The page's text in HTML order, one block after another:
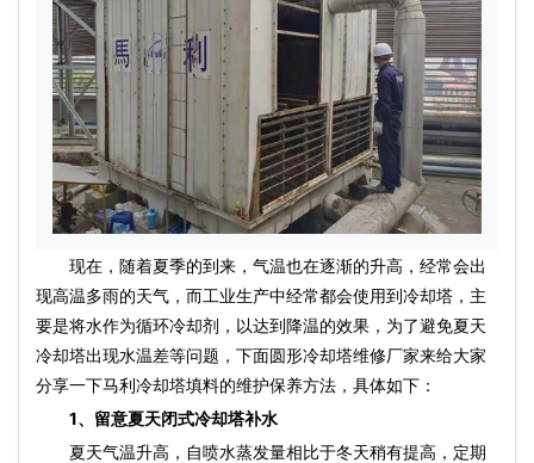
现在，随着夏季的到来，气温也在逐渐的升高，经常会出
现高温多雨的天气，而工业生产中经常都会使用到冷却塔，主
要是将水作为循环冷却剂，以达到降温的效果，为了避免夏天
冷却塔出现水温差等问题，下面圆形冷却塔维修厂家来给大家
分享一下马利冷却塔填料的维护保养方法，具体如下：
1、留意夏天闭式冷却塔补水
夏天气温升高，自喷水蒸发量相比于冬天稍有提高，定期